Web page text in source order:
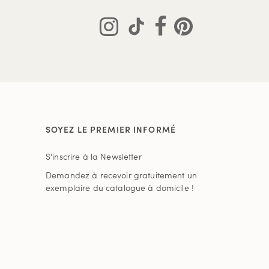
SOYEZ LE PREMIER INFORMÉ
S'inscrire à la Newsletter
Demandez à recevoir gratuitement un
exemplaire du catalogue à domicile !